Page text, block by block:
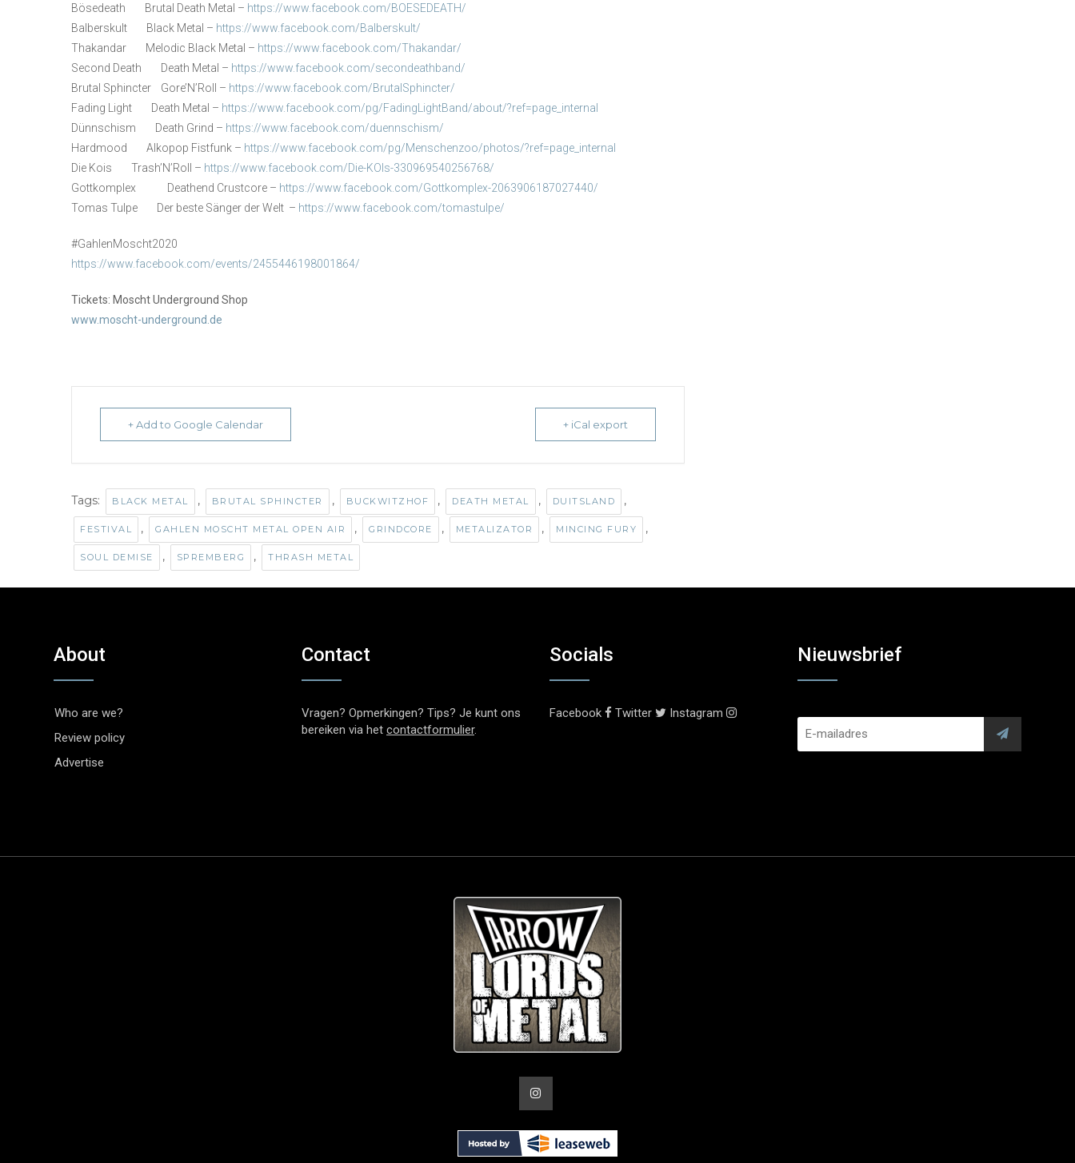
Bösedeath Brutal Death Metal – https://www.facebook.com/BOESEDEATH/
Balberskult Black Metal – https://www.facebook.com/Balberskult/
Thakandar Melodic Black Metal – https://www.facebook.com/Thakandar/
Second Death Death Metal – https://www.facebook.com/secondeathband/
Brutal Sphincter Gore’N’Roll – https://www.facebook.com/BrutalSphincter/
Fading Light Death Metal – https://www.facebook.com/pg/FadingLightBand/about/?ref=page_internal
Dünnschism Death Grind – https://www.facebook.com/duennschism/
Hardmood Alkopop Fistfunk – https://www.facebook.com/pg/Menschenzoo/photos/?ref=page_internal
Die Kois Trash’N’Roll – https://www.facebook.com/Die-KOIs-330969540256768/
Gottkomplex Deathend Crustcore – https://www.facebook.com/Gottkomplex-2063906187027440/
Tomas Tulpe Der beste Sänger der Welt – https://www.facebook.com/tomastulpe/
#GahlenMoscht2020
https://www.facebook.com/events/2455446198001864/
Tickets: Moscht Underground Shop
www.moscht-underground.de
+ Add to Google Calendar + iCal export
Tags: BLACK METAL , BRUTAL SPHINCTER , BUCKWITZHOF , DEATH METAL , DUITSLAND ,
FESTIVAL , GAHLEN MOSCHT METAL OPEN AIR , GRINDCORE , METALIZATOR , MINCING FURY ,
SOUL DEMISE , SPREMBERG , THRASH METAL
About
Who are we?
Review policy
Advertise
Contact
Vragen? Opmerkingen? Tips? Je kunt ons
bereiken via het contactformulier.
Socials
Facebook Twitter Instagram
Nieuwsbrief